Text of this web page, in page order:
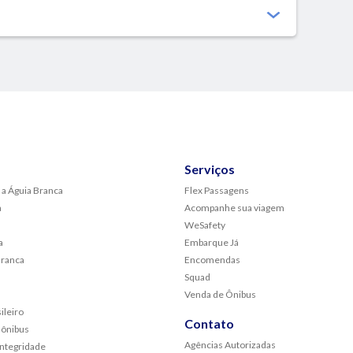
Águia Branca
Serviços
Flex Passagens
Acompanhe sua viagem
WeSafety
Embarque Já
Encomendas
Squad
Venda de Ônibus
Contato
Agências Autorizadas